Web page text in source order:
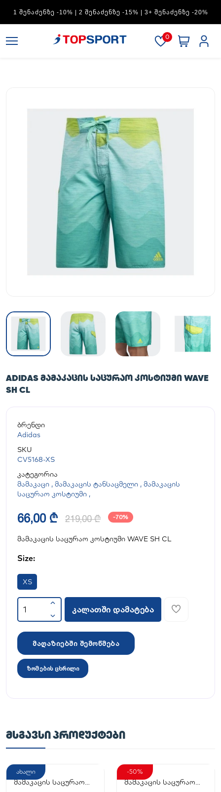
ᲨᲔᲜᲐᲫᲔᲜᲖᲔ -30%
0
ADIDAS ᲛᲐᲛᲐᲙᲐᲪᲘᲡ ᲡᲐᲪᲣᲠᲐᲝ ᲙᲝᲡᲢᲘᲣᲛᲘ WAVE
SH CL
ბრენდი
Adidas
SKU
CV5168-XS
კატეგორია
მამაკაცი , მამაკაცის ტანსაცმელი , მამაკაცის
საცურაო კოსტიუმი ,
66,00 ₾ 219,00 ₾ -70%
მამაკაცის საცურაო კოსტიუმი WAVE SH CL
Size:
XS
კალათში დამატება
მაღაზიებში შემოწმება
ზომების ცხრილი
ᲛᲡᲒᲐᲕᲡᲘ ᲞᲠᲝᲓᲣᲥᲢᲔᲑᲘ
ახალი
მამაკაცის საცურაო
-50%
მამაკაცის საცურაო